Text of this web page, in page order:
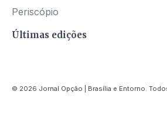
Periscópio
Últimas edições
© 2026 Jornal Opção | Brasília e Entorno.